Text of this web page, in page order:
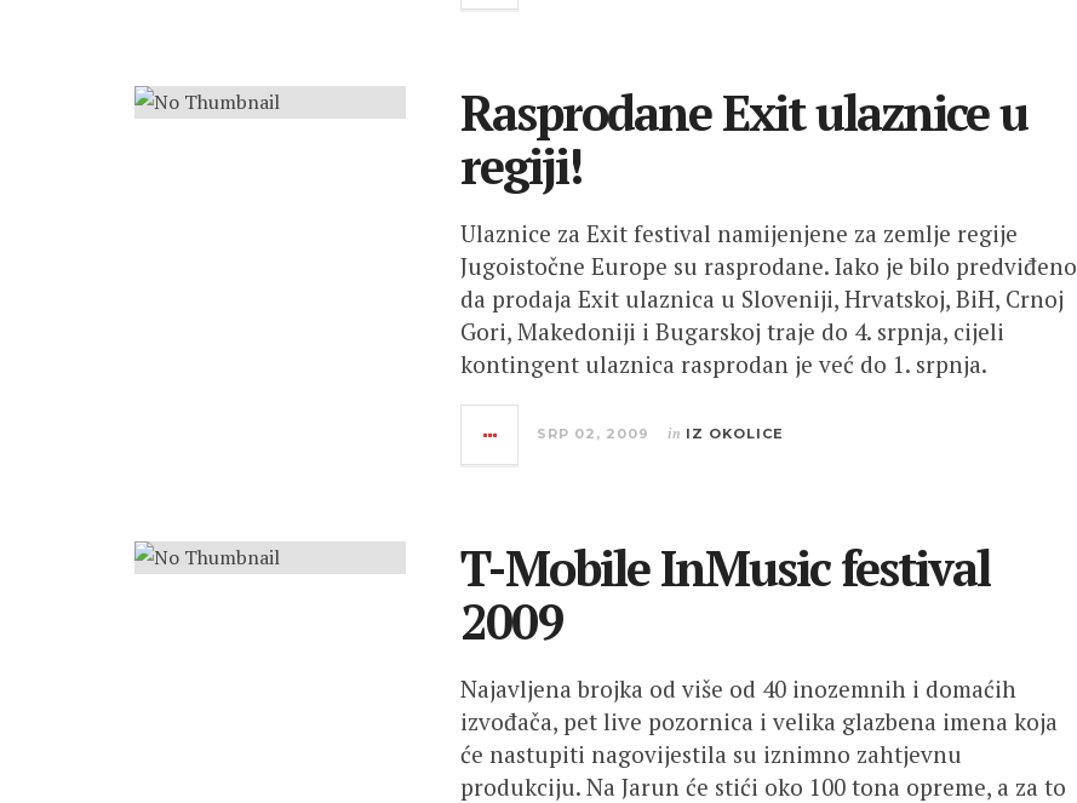
Rasprodane Exit ulaznice u
regiji!
Ulaznice za Exit festival namijenjene za zemlje regije
Jugoistočne Europe su rasprodane. Iako je bilo predviđeno
da prodaja Exit ulaznica u Sloveniji, Hrvatskoj, BiH, Crnoj
Gori, Makedoniji i Bugarskoj traje do 4. srpnja, cijeli
kontingent ulaznica rasprodan je već do 1. srpnja.
SRP 02, 2009 in IZ OKOLICE
T-Mobile InMusic festival
2009
Najavljena brojka od više od 40 inozemnih i domaćih
izvođača, pet live pozornica i velika glazbena imena koja
će nastupiti nagovijestila su iznimno zahtjevnu
produkciju. Na Jarun će stići oko 100 tona opreme, a za to